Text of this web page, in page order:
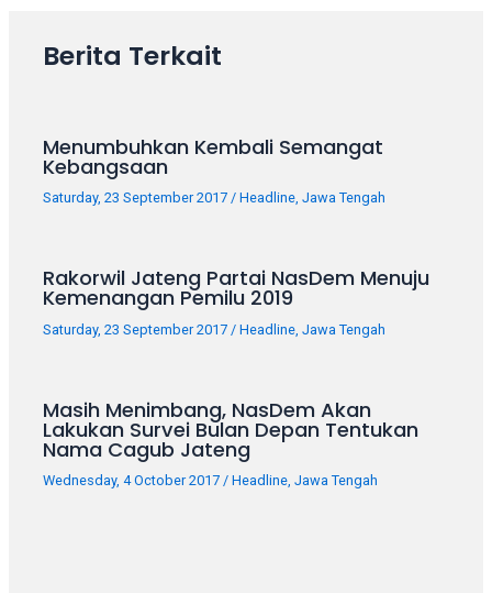
Berita Terkait
Menumbuhkan Kembali Semangat
Kebangsaan
Saturday, 23 September 2017/Headline,Jawa Tengah
Rakorwil Jateng Partai NasDem Menuju
Kemenangan Pemilu 2019
Saturday, 23 September 2017 /Headline ,Jawa Tengah
Masih Menimbang, NasDem Akan
Lakukan Survei Bulan Depan Tentukan
Nama Cagub Jateng
Wednesday, 4 October 2017 /Headline ,Jawa Tengah